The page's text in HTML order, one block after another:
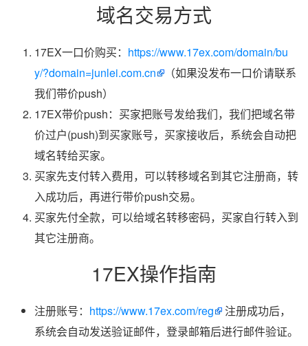
域名交易方式
17EX一口价购买： https://www.17ex.com/domain/bu
y/?domain=junlei.com.cn
（如果没发布一口价请联系
我们带价push）
17EX带价push：买家把账号发给我们，我们把域名带
价过户(push)到买家账号，买家接收后，系统会自动把
域名转给买家。
买家先支付转入费用，可以转移域名到其它注册商，转
入成功后，再进行带价push交易。
买家先付全款，可以给域名转移密码，买家自行转入到
其它注册商。
17EX操作指南
注册账号： https://www.17ex.com/reg
注册成功后，
系统会自动发送验证邮件，登录邮箱后进行邮件验证。